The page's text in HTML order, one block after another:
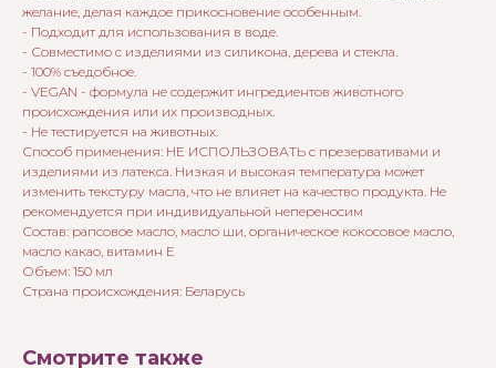
желание, делая каждое прикосновение особенным.
- Подходит для использования в воде.
- Совместимо с изделиями из силикона, дерева и стекла.
- 100% съедобное.
- VEGAN - формула не содержит ингредиентов животного
происхождения или их производных.
- Не тестируется на животных.
Способ применения: НЕ ИСПОЛЬЗОВАТЬ с презервативами и
изделиями из латекса. Низкая и высокая температура может
изменить текстуру масла, что не влияет на качество продукта. Не
рекомендуется при индивидуальной непереносим
Состав: рапсовое масло, масло ши, органическое кокосовое масло,
масло какао, витамин Е
Объем: 150 мл
Страна происхождения: Беларусь
Смотрите также